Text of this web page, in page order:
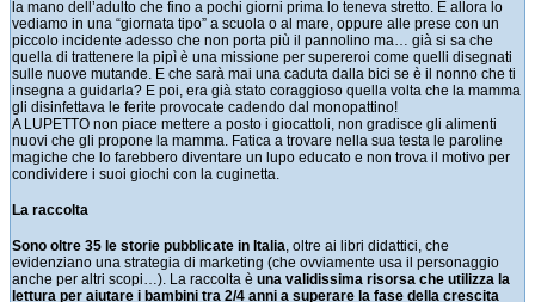
la mano dell’adulto che fino a pochi giorni prima lo teneva stretto. E allora lo
vediamo in una “giornata tipo” a scuola o al mare, oppure alle prese con un
piccolo incidente adesso che non porta più il pannolino ma… già si sa che
quella di trattenere la pipì è una missione per supereroi come quelli disegnati
sulle nuove mutande. E che sarà mai una caduta dalla bici se è il nonno che ti
insegna a guidarla? E poi, era già stato coraggioso quella volta che la mamma
gli disinfettava le ferite provocate cadendo dal monopattino!
A LUPETTO non piace mettere a posto i giocattoli, non gradisce gli alimenti
nuovi che gli propone la mamma. Fatica a trovare nella sua testa le paroline
magiche che lo farebbero diventare un lupo educato e non trova il motivo per
condividere i suoi giochi con la cuginetta.
La raccolta
Sono oltre 35 le storie pubblicate in Italia, oltre ai libri didattici, che
evidenziano una strategia di marketing (che ovviamente usa il personaggio
anche per altri scopi…). La raccolta è una validissima risorsa che utilizza la
lettura per aiutare i bambini tra 2/4 anni a superare la fase della crescita